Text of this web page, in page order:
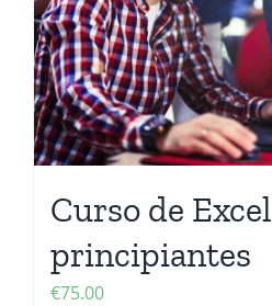
Curso de
principiantes
€75.00